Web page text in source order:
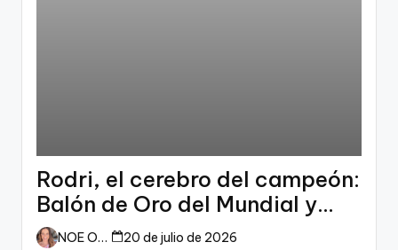
Rodri, el cerebro del campeón:
Balón de Oro del Mundial y
dueño del fútbol
NOE ORTIZ 20 de julio de 2026